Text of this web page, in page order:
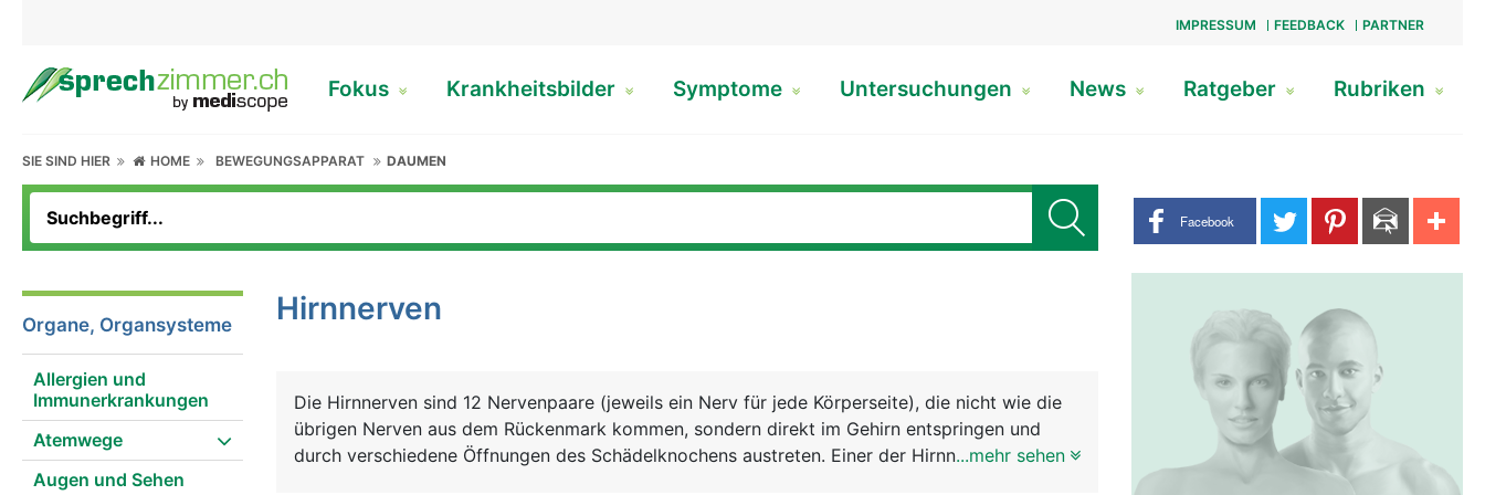
IMPRESSUM FEEDBACK PARTNER
Fokus Krankheitsbilder Symptome Untersuchungen News Ratgeber Rubriken
SIE SIND HIER HOME BEWEGUNGSAPPARAT DAUMEN
Share buttons
Facebook
Organe, Organsysteme
Allergien und
Immunerkrankungen
Atemwege
Augen und Sehen
Hirnnerven
Die Hirnnerven sind 12 Nervenpaare (jeweils ein Nerv für jede Körperseite), die nicht wie die
übrigen Nerven aus dem Rückenmark kommen, sondern direkt im Gehirn entspringen und
durch verschiedene Öffnungen des Schädelknochens austreten. Einer der Hirnnerven zieht bis
...mehr sehen